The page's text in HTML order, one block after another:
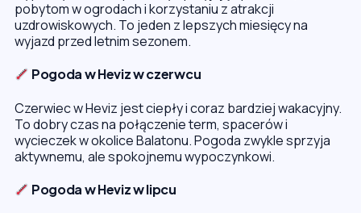
pobytom w ogrodach i korzystaniu z atrakcji
uzdrowiskowych. To jeden z lepszych miesięcy na
wyjazd przed letnim sezonem.
Pogoda w Heviz w czerwcu
Czerwiec w Heviz jest ciepły i coraz bardziej wakacyjny.
To dobry czas na połączenie term, spacerów i
wycieczek w okolice Balatonu. Pogoda zwykle sprzyja
aktywnemu, ale spokojnemu wypoczynkowi.
Pogoda w Heviz w lipcu